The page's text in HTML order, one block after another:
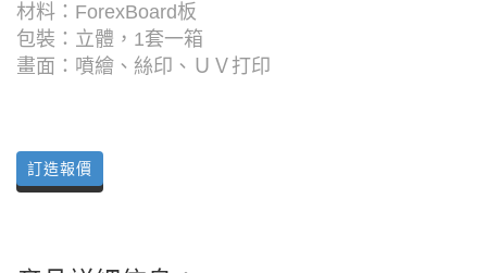
材料：ForexBoard板
包裝：立體，1套一箱
畫面：噴繪、絲印、ＵＶ打印
訂造報價